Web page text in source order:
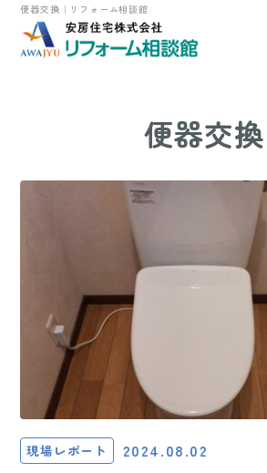
便器交換｜リフォーム相談館
便器交換
現場レポート 2024.08.02